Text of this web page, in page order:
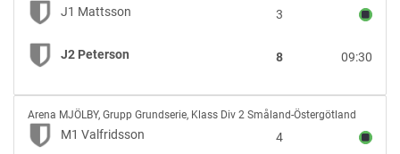
Mattsson
vs
J2
Peterson
J1 Mattsson 3
J2 Peterson 09:30
8
M1
Valfridsson
vs
Arena MJÖLBY, Grupp Grundserie, Klass Div 2 Småland-Östergötland
M1 Valfridsson 4